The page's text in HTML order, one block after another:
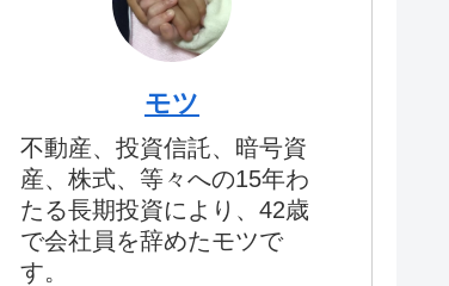
モツ
不動産、投資信託、暗号資
産、株式、等々への15年わ
たる長期投資により、42歳
で会社員を辞めたモツで
す。